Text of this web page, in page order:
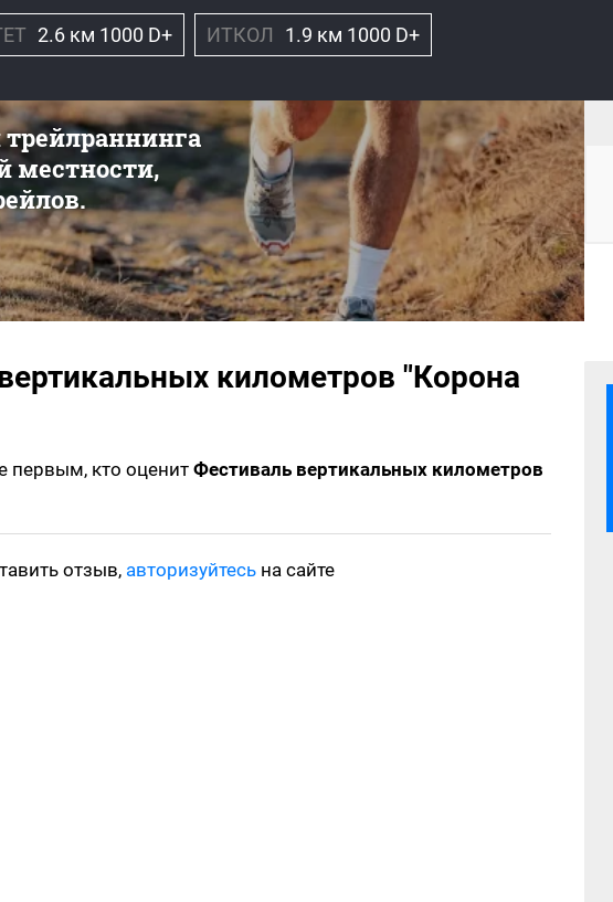
2.6 км 1000 D+ ИТКОЛ 1.9 км 1000 D+
местности,
километров "Корона
первым, кто оценит Фестиваль вертикальных километров
отзыв, авторизуйтесь на сайте